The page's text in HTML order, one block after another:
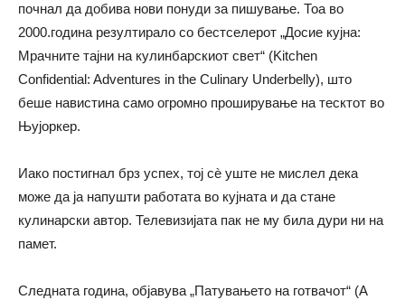
почнал да добива нови понуди за пишување. Тоа во
2000.година резултирало со бестселерот „Досие кујна:
Мрачните тајни на кулинбарскиот свет“ (Kitchen
Confidential: Adventures in the Culinary Underbelly), што
беше навистина само огромно проширување на тесктот во
Њујоркер.
Иако постигнал брз успех, тој сè уште не мислел дека
може да ја напушти работата во кујната и да стане
кулинарски автор. Телевизијата пак не му била дури ни на
памет.
Следната година, објавува „Патувањето на готвачот“ (A